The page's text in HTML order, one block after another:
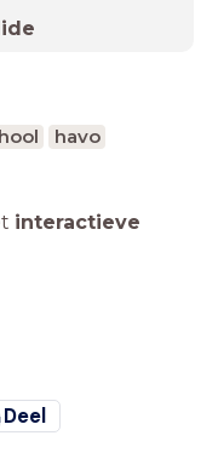
havo
interactieve
Deel